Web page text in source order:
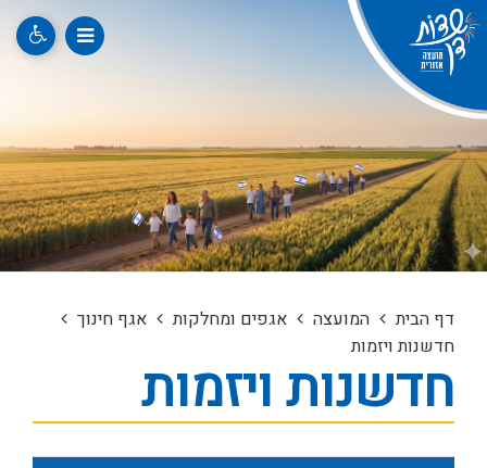
דף הבית המועצה אגפים ומחלקות
אגף חינוך
חדשנות ויזמות
חדשנות ויזמות